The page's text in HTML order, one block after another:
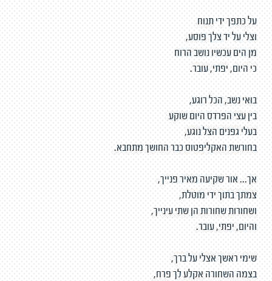
על כתפך ידי תנוח
וצלי על יד צלך פוסע,
מן הים עכשיו נושב הרוח
כי היום, יפתי, עובר.
בואי נשב, הכל רוגע,
בין עצי הפרדס היום שוקע
בעלי גפנים הצל נוגע,
בחורשת האקליפטוס כבר החושך מתחבא.
אך... אור שקיעה מאיר פנייך,
צמתך בתוך ידי מוטלת,
ושחורות שחורות הן שתי עינייך,
והיום, יפתי, עובר.
שימי ראשך אצלי על ברך,
בצמה השחורה אקלע לך פרח,